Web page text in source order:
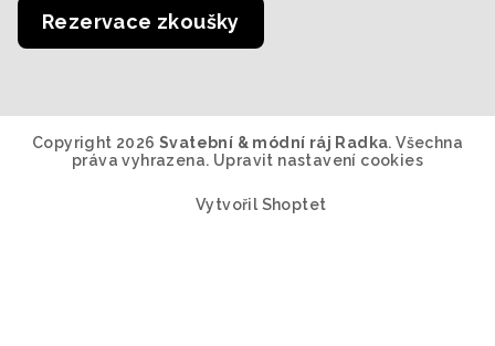
Rezervace zkoušky
Copyright 2026 Svatební & módní ráj Radka. Všechna
práva vyhrazena. Upravit nastavení cookies
Vytvořil Shoptet